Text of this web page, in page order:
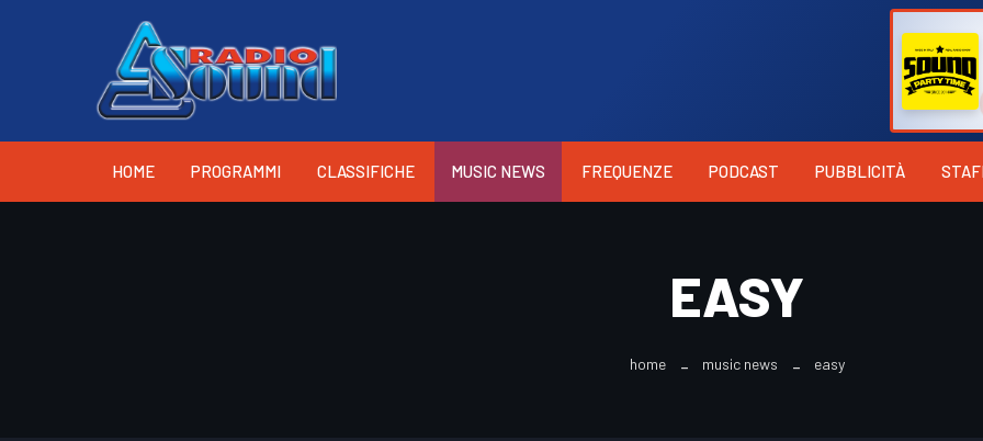
HOME PROGRAMMI CLASSIFICHE MUSIC NEWS FREQUENZE PODCAST PUBBLICITÀ
EASY
home music news easy